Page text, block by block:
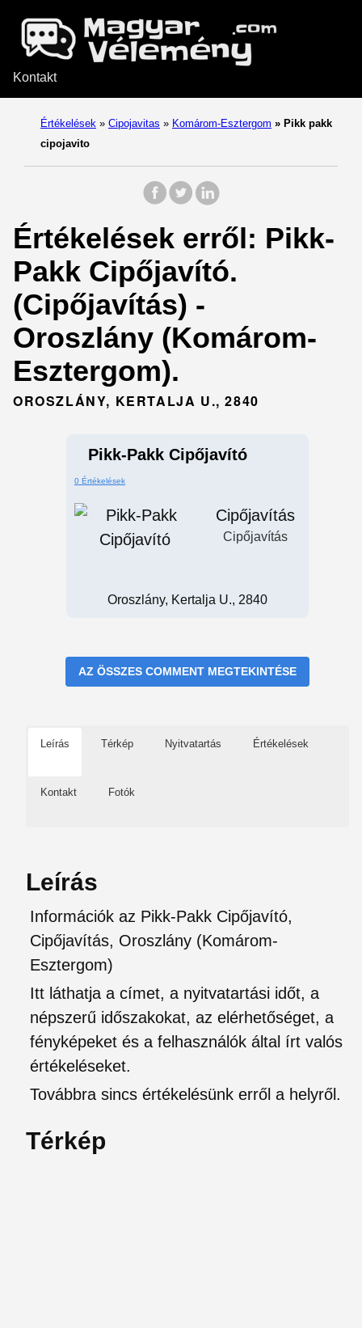
Kontakt
Értékelések » Cipojavitas » Komárom-Esztergom » Pikk pakk
cipojavito
Értékelések erről: Pikk-
Pakk Cipőjavító.
(Cipőjavítás) -
Oroszlány (Komárom-
Esztergom).
OROSZLÁNY, KERTALJA U., 2840
Pikk-Pakk Cipőjavító
0 Értékelések
Cipőjavítás
Cipőjavítás
Oroszlány, Kertalja U., 2840
AZ ÖSSZES COMMENT MEGTEKINTÉSE
Leírás Térkép Nyitvatartás Értékelések
Kontakt Fotók
Leírás
Információk az Pikk-Pakk Cipőjavító,
Cipőjavítás, Oroszlány (Komárom-
Esztergom)
Itt láthatja a címet, a nyitvatartási időt, a
népszerű időszakokat, az elérhetőséget, a
fényképeket és a felhasználók által írt valós
értékeléseket.
Továbbra sincs értékelésünk erről a helyről.
Térkép